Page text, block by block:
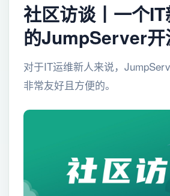
社区访谈丨一个
的JumpServer开
对于IT运维新人来说，
非常友好且方便的。